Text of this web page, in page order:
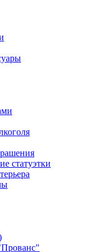
статуэтки